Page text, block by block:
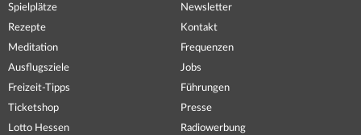
Spielplätze
Rezepte
Meditation
Ausflugsziele
Freizeit-Tipps
Ticketshop
Lotto Hessen
Newsletter
Kontakt
Frequenzen
Jobs
Führungen
Presse
Radiowerbung